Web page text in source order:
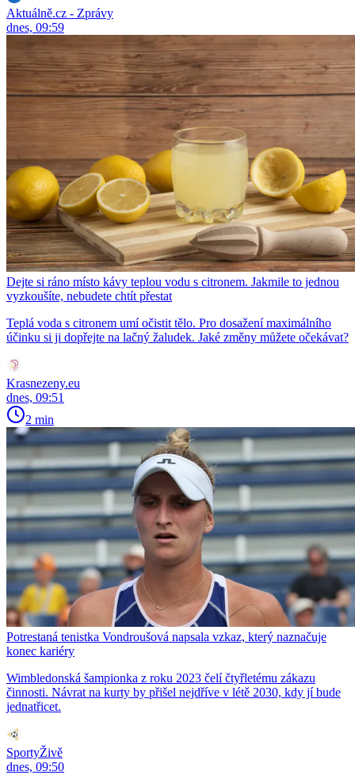
Aktuálně.cz - Zprávy
dnes, 09:59
Dejte si ráno místo kávy teplou vodu s citronem. Jakmile to jednou
vyzkoušíte, nebudete chtít přestat
Teplá voda s citronem umí očistit tělo. Pro dosažení maximálního
účinku si ji dopřejte na lačný žaludek. Jaké změny můžete očekávat?
Krasnezeny.eu
dnes, 09:51
2 min
Potrestaná tenistka Vondroušová napsala vzkaz, který naznačuje
konec kariéry
Wimbledonská šampionka z roku 2023 čelí čtyřletému zákazu
činnosti. Návrat na kurty by přišel nejdříve v létě 2030, kdy jí bude
jednatřicet.
SportyŽivě
dnes, 09:50